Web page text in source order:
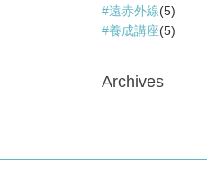
遠赤外線(5)
養成講座(5)
Archives